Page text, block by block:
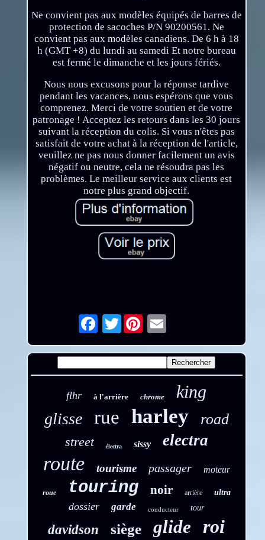
Ne convient pas aux modèles équipés de barres de
protection de sacoches P/N 90200561. Ne
convient pas aux modèles canadiens. De 6 h à 18
h (GMT +8) du lundi au samedi Et notre bureau
est fermé le dimanche et les jours fériés.
Nous nous excusons pour la réponse tardive
pendant les vacances, nous espérons que vous
comprenez. Merci de votre soutien et de votre
patronage ! Acceptez les retours dans les 30 jours
suivant la réception du colis. Si vous n'êtes pas
satisfait de votre achat à la réception de l'article,
veuillez ne pas nous donner facilement un avis
négatif ou neutre, cela ne résoudra pas les
problèmes. Le meilleur service aux clients est
notre plus grand objectif.
Twitter Email
flhr à l'arrière chrome king
glisse rue harley road
street électra sissy electra
route tourisme passager moteur
roue touring noir arrière ultra
dossier garde conducteur tour
davidson siège glide roi